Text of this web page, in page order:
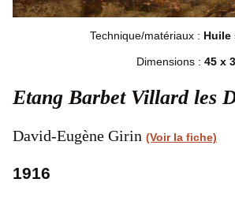
Technique/matériaux : Huile
Dimensions : 45 x
Etang Barbet Villard les
David-Eugène Girin (Voir la fiche)
1916